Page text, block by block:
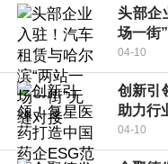
头部企
场一街
04-10
创新引
助力行
04-10